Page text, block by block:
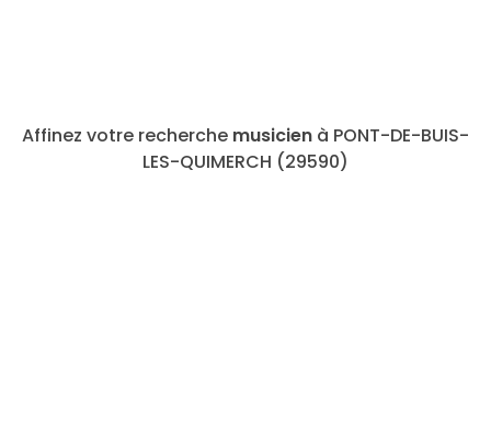
Affinez votre recherche musicien à PONT-DE-BUIS-
LES-QUIMERCH (29590)